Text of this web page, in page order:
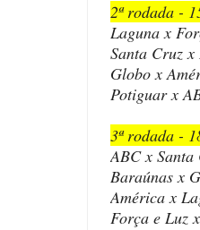
2ª rodada -
Laguna x
Santa Cruz
Globo x
Potiguar x
3ª rodada -
ABC x Santa
Baraúnas x
América x
Força e Luz